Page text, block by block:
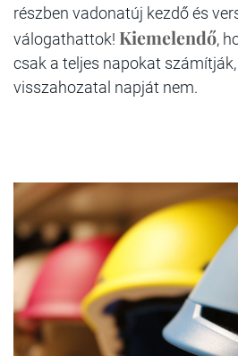
részben vadonatúj kezdő és
válogathattok! Kiemelendő,
csak a teljes napokat
visszahozatal napját nem.